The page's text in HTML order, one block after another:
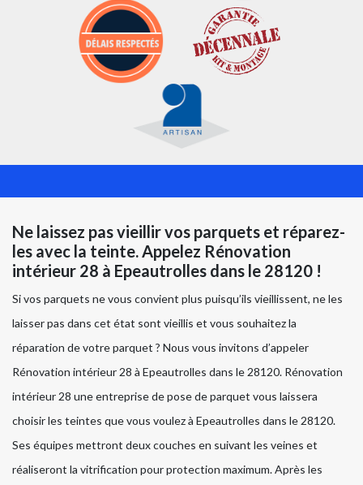
Ne laissez pas vieillir vos parquets et réparez-
les avec la teinte. Appelez Rénovation
intérieur 28 à Epeautrolles dans le 28120 !
Si vos parquets ne vous convient plus puisqu’ils vieillissent, ne les
laisser pas dans cet état sont vieillis et vous souhaitez la
réparation de votre parquet ? Nous vous invitons d’appeler
Rénovation intérieur 28 à Epeautrolles dans le 28120. Rénovation
intérieur 28 une entreprise de pose de parquet vous laissera
choisir les teintes que vous voulez à Epeautrolles dans le 28120.
Ses équipes mettront deux couches en suivant les veines et
réaliseront la vitrification pour protection maximum. Après les